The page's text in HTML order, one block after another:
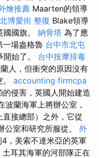
燴推薦 Maarten的領導
博愛街 整復 Blake領導
國旗。 納骨塔 為了應
一場盎格魯 台中市北屯
始了。 台中按摩排毒
人，但衝突的原因沒有
accounting firmcpa
侵害，英國人開始建造
蘭海軍上將辦公室，
接總部）之外，它從
公室和研究所服從。 外
，美索不達米亞的英軍
土耳其海軍的河部隊正在